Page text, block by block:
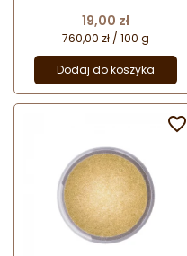
srebro
Cena
19,00 zł
760,00 zł / 100 g
Dodaj do koszyka
